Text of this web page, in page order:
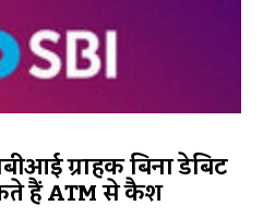
ग्राहक बिना डेबिट
हैं ATM से कैश